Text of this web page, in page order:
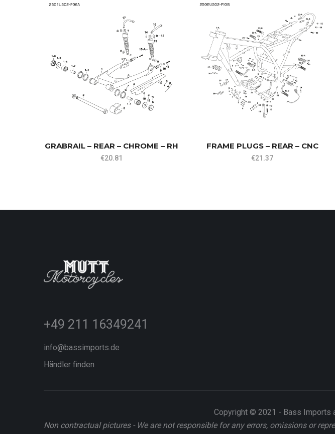
GRABRAIL – REAR – CHROME – RH
€20.81
FRAME PLUGS – REAR – CNC
€21.37
+49 211 16349241
info@bassimports.de
Händler finden
Copyright © 2021 - Bass Imports
Non contractual pictures - We are not responsible for any errors, omissions or